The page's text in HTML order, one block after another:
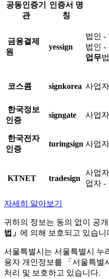
공동인증기
관
인증서 명
칭
금융결제
원
yessign
법인 -
법인 -
업무
코스콤 signkorea 사업
한국정보
인증
signgate 사업
한국전자
인증
turingsign 사업
KTNET tradesign
사업
업자 -
자세히 알아보기
귀하의 정보는 동의 없이 공
법」 에 의해 보호되고 있습니
서울특별시는 서울특별시 누
용자 개인정보를 「서울특별
처리 및 보호하고 있습니다.